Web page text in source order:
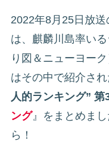
2022年8月25日放送
は、麒麟川島率い
り図＆ニューヨー
はその中で紹介さ
人的ランキング” 第
ング』をまとめま
ら！